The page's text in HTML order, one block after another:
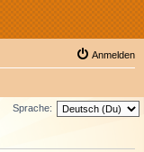
Anmelden
Sprache: